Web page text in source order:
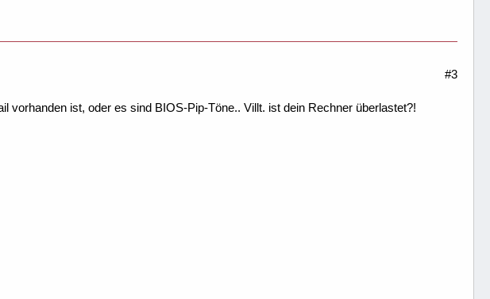
#3
vorhanden ist, oder es sind BIOS-Pip-Töne.. Villt. ist dein Rechner überlastet?!